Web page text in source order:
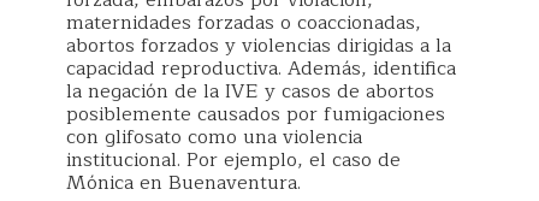
maternidades forzadas o coaccionadas,
abortos forzados y violencias dirigidas a la
capacidad reproductiva. Además, identifica
la negación de la IVE y casos de abortos
posiblemente causados por fumigaciones
con glifosato como una violencia
institucional. Por ejemplo, el caso de
Mónica en Buenaventura.